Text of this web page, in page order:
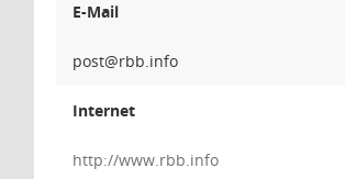
E-Mail
Internet
http://www.rbb.info